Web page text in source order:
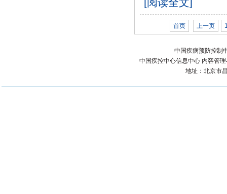
首页 上一页
中国疾病预防控制
中国疾控中心信息中心 内容管
地址：北京市